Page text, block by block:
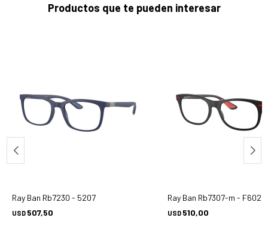
Productos que te pueden interesar
Ray Ban Rb7230 - 5207
USD 507,50
Ray Ban Rb7307-m - F602
USD 510,00